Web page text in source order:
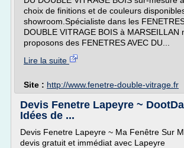
choix de finitions et de couleurs
showroom.Spécialiste dans les
DOUBLE VITRAGE BOIS à MARSEILLAN
proposons des FENETRES AVEC DU...
Lire la suite
Site : http://www.fenetre-double-vitrage.fr
Devis Fenetre Lapeyre ~
Idées de ...
Devis Fenetre Lapeyre ~ Ma Fenêtre Sur
devis gratuit et immédiat avec Lapeyre